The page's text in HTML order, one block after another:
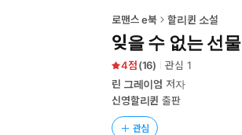
로맨스 e북 할리퀸 소설
잊을 수 없는 선물
4 (16) 관심 1
린 그레이엄 저자
신영할리퀸 출판
관심